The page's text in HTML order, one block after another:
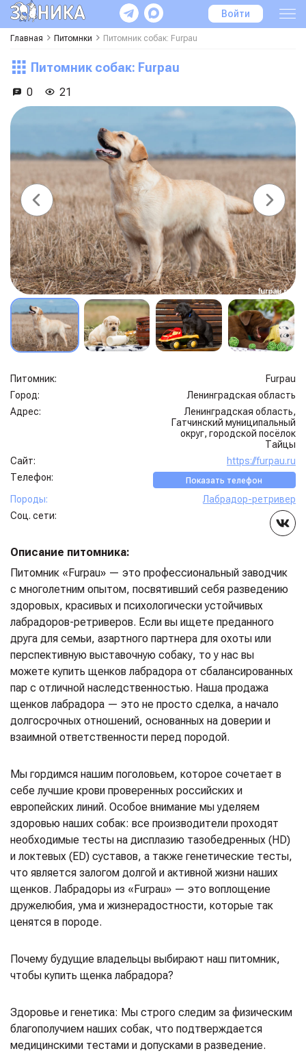
Войти
Главная Питомнки Питомник собак: Furpau
Питомник собак: Furpau
0 21
Питомник:
Furpau
Город:
Ленинградская область
Адрес:
Ленинградская область,
Гатчинский муниципальный
округ, городской посёлок
Тайцы
Сайт:
https://furpau.ru
Телефон:
Показать телефон
Породы:
Лабрадор-ретривер
Соц. сети:
Описание питомника:
Питомник «Furpau» — это профессиональный заводчик
с многолетним опытом, посвятивший себя разведению
здоровых, красивых и психологически устойчивых
лабрадоров-ретриверов. Если вы ищете преданного
друга для семьи, азартного партнера для охоты или
перспективную выставочную собаку, то у нас вы
можете купить щенков лабрадора от сбалансированных
пар с отличной наследственностью. Наша продажа
щенков лабрадора — это не просто сделка, а начало
долгосрочных отношений, основанных на доверии и
взаимной ответственности перед породой.
Мы гордимся нашим поголовьем, которое сочетает в
себе лучшие крови проверенных российских и
европейских линий. Особое внимание мы уделяем
здоровью наших собак: все производители проходят
необходимые тесты на дисплазию тазобедренных (HD)
и локтевых (ED) суставов, а также генетические тесты,
что является залогом долгой и активной жизни наших
щенков. Лабрадоры из «Furpau» — это воплощение
дружелюбия, ума и жизнерадостности, которые так
ценятся в породе.
Почему будущие владельцы выбирают наш питомник,
чтобы купить щенка лабрадора?
Здоровье и генетика: Мы строго следим за физическим
благополучием наших собак, что подтверждается
медицинскими тестами и допусками в разведение.